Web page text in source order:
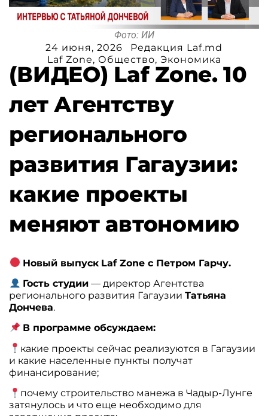
Фото: ИИ
24 июня, 2026
Редакция Laf.md
Laf Zone, Общество, Экономика
(ВИДЕО) Laf Zone. 10
лет Агентству
регионального
развития Гагаузии:
какие проекты
меняют автономию
Новый выпуск Laf Zone с Петром Гарчу.
Гость студии— директор Агентства
регионального развития ГагаузииТатьяна
Дончева.
В программе обсуждаем:
какие проекты сейчас реализуются в Гагаузии
и какие населенные пункты получат
финансирование;
почему строительство манежа в Чадыр-Лунге
затянулось и что еще необходимо для